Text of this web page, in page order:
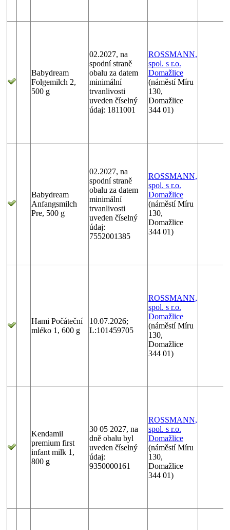
Babydream
Folgemilch 2,
500 g
02.2027, na
spodní straně
obalu za datem
minimální
trvanlivosti
uveden číselný
údaj: 1811001
ROSSMANN,
spol. s r.o.
Domažlice
(náměstí Míru
130,
Domažlice
344 01)
Babydream
Anfangsmilch
Pre, 500 g
02.2027, na
spodní straně
obalu za datem
minimální
trvanlivosti
uveden číselný
údaj:
7552001385
ROSSMANN,
spol. s r.o.
Domažlice
(náměstí Míru
130,
Domažlice
344 01)
Hami Počáteční
mléko 1, 600 g
10.07.2026;
L:101459705
ROSSMANN,
spol. s r.o.
Domažlice
(náměstí Míru
130,
Domažlice
344 01)
Kendamil
premium first
infant milk 1,
800 g
30 05 2027, na
dně obalu byl
uveden číselný
údaj:
9350000161
ROSSMANN,
spol. s r.o.
Domažlice
(náměstí Míru
130,
Domažlice
344 01)